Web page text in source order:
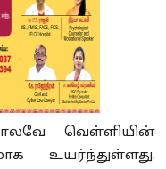
வெள்ளியின்
உயர்ந்துள்ளது.